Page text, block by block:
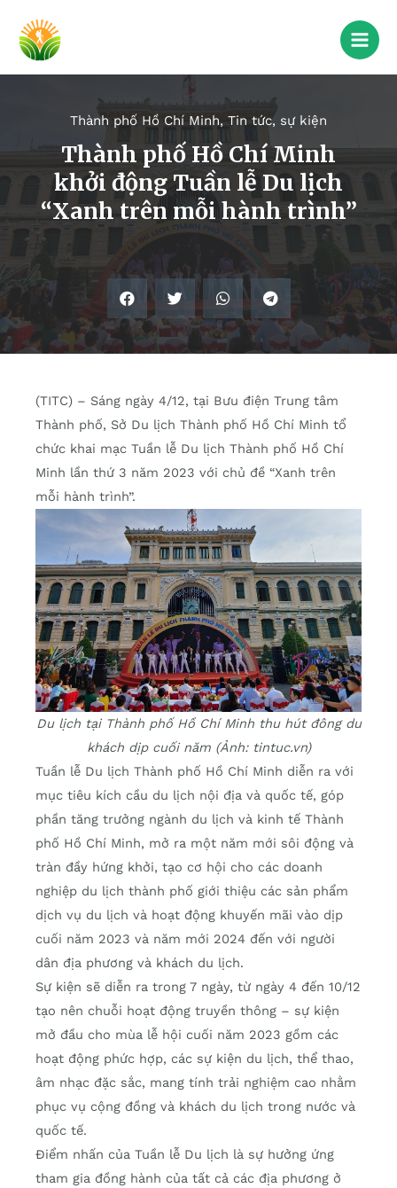
Thành phố Hồ Chí Minh, Tin tức, sự kiện
Thành phố Hồ Chí Minh
khởi động Tuần lễ Du lịch
“Xanh trên mỗi hành trình”
(TITC) – Sáng ngày 4/12, tại Bưu điện Trung tâm
Thành phố, Sở Du lịch Thành phố Hồ Chí Minh tổ
chức khai mạc Tuần lễ Du lịch Thành phố Hồ Chí
Minh lần thứ 3 năm 2023 với chủ đề “Xanh trên
mỗi hành trình”.
Du lịch tại Thành phố Hồ Chí Minh thu hút đông du
khách dịp cuối năm (Ảnh: tintuc.vn)
Tuần lễ Du lịch Thành phố Hồ Chí Minh diễn ra với
mục tiêu kích cầu du lịch nội địa và quốc tế, góp
phần tăng trưởng ngành du lịch và kinh tế Thành
phố Hồ Chí Minh, mở ra một năm mới sôi động và
tràn đầy hứng khởi, tạo cơ hội cho các doanh
nghiệp du lịch thành phố giới thiệu các sản phẩm
dịch vụ du lịch và hoạt động khuyến mãi vào dịp
cuối năm 2023 và năm mới 2024 đến với người
dân địa phương và khách du lịch.
Sự kiện sẽ diễn ra trong 7 ngày, từ ngày 4 đến 10/12
tạo nên chuỗi hoạt động truyền thông – sự kiện
mở đầu cho mùa lễ hội cuối năm 2023 gồm các
hoạt động phức hợp, các sự kiện du lịch, thể thao,
âm nhạc đặc sắc, mang tính trải nghiệm cao nhằm
phục vụ cộng đồng và khách du lịch trong nước và
quốc tế.
Điểm nhấn của Tuần lễ Du lịch là sự hưởng ứng
tham gia đồng hành của tất cả các địa phương ở